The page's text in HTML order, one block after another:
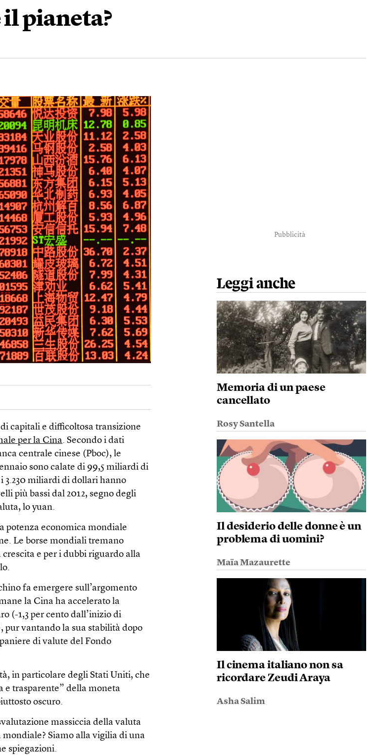
pianeta?
capitali e difficoltosa transizione
per la Cina. Secondo i dati
centrale cinese (Pboc), le
sono calate di 99,5 miliardi di
3.230 miliardi di dollari hanno
più bassi dal 2012, segno degli
lo yuan.
potenza economica mondiale
Le borse mondiali tremano
e per i dubbi riguardo alla
fa emergere sull’argomento
la Cina ha accelerato la
(-1,3 per cento dall’inizio di
pur vantando la sua stabilità dopo
di valute del Fondo
in particolare degli Stati Uniti, che
e trasparente” della moneta
oscuro.
massiccia della valuta
Siamo alla vigilia di una
spiegazioni.
Pubblicità
Leggi anche
Memoria di un paese
cancellato
Rosy Santella
Il desiderio delle donne è un
problema di uomini?
Maïa Mazaurette
Il cinema italiano non sa
ricordare Zeudi Araya
Asha Salim